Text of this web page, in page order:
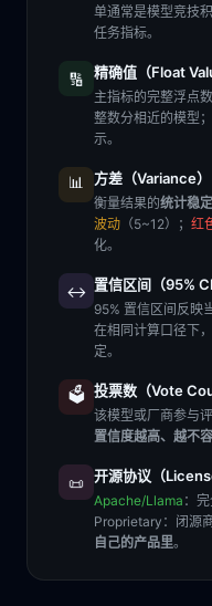
单通常是模型竞技
任务指标。
🔢 精确值（Float
主指标的完整浮点
整数分相近的模型
示。
📊 方差（Variance）
衡量结果的统计稳
波动 （5~12）； 红
化。
↔️ 置信区间（95%
95% 置信区间反映
在相同计算口径下
定。
🗳️ 投票数（Vote
该模型或厂商参与
置信度越高、越不
📜 开源协议（
Apache/Llama ：
Proprietary ：闭源
自己的产品里。